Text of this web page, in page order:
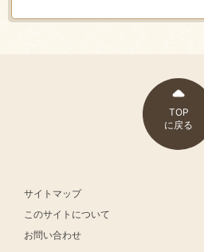
TOP
に戻る
サイトマップ
このサイトについて
お問い合わせ